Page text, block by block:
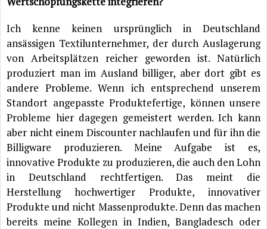
Ich kenne keinen ursprünglich in Deutschland
ansässigen Textilunternehmer, der durch Auslagerung
von Arbeitsplätzen reicher geworden ist. Natürlich
produziert man im Ausland billiger, aber dort gibt es
andere Probleme. Wenn ich entsprechend unserem
Standort angepasste Produktefertige, können unsere
Probleme hier dagegen gemeistert werden. Ich kann
aber nicht einem Discounter nachlaufen und für ihn die
Billigware produzieren. Meine Aufgabe ist es,
innovative Produkte zu produzieren, die auch den Lohn
in Deutschland rechtfertigen. Das meint die
Herstellung hochwertiger Produkte, innovativer
Produkte und nicht Massenprodukte. Denn das machen
bereits meine Kollegen in Indien, Bangladesch oder